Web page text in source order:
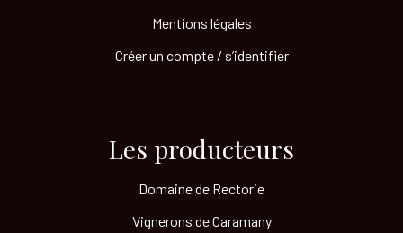
Mentions légales
Créer un compte / s’identifier
Les producteurs​
Domaine de Rectorie
Vignerons de Caramany